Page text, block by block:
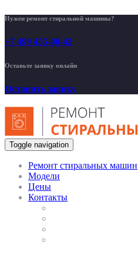
Нужен ремонт стиральной машины?
+7 499 455-00-42
Оставьте заявку онлайн
Оставить заявку
Toggle navigation
Ремонт стиральных машин
Модели
Цены
Контакты